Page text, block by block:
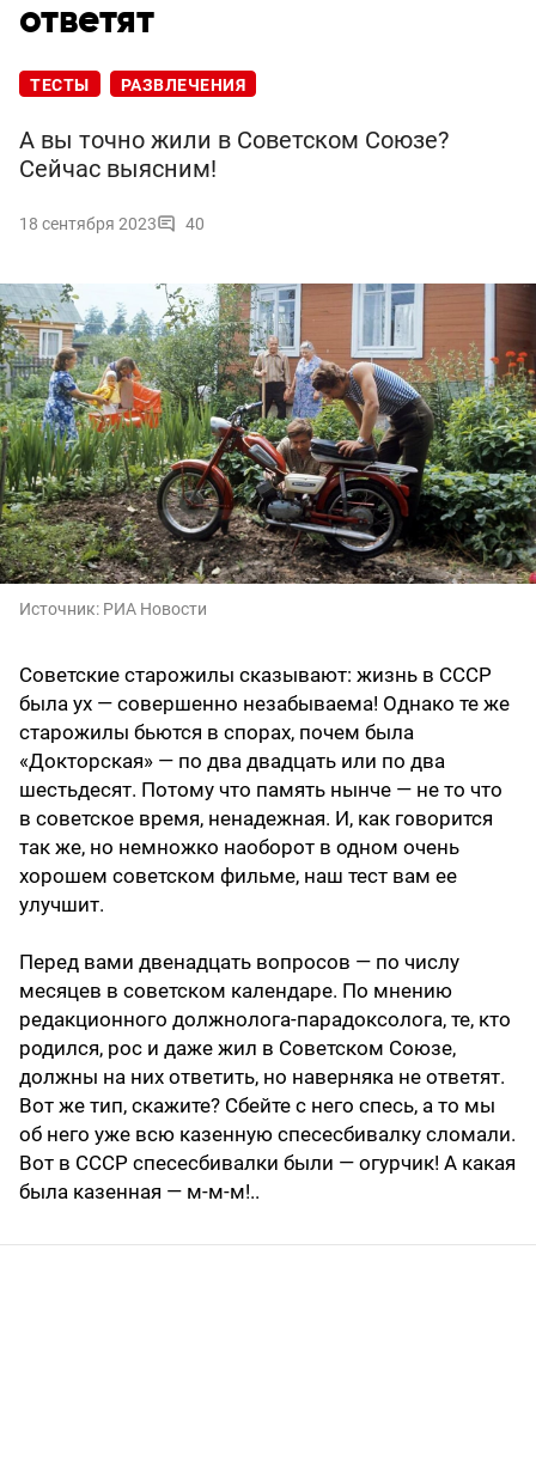
ответят
ТЕСТЫ РАЗВЛЕЧЕНИЯ
А вы точно жили в Советском Союзе?
Сейчас выясним!
18 сентября 2023 40
Источник: РИА Новости
Советские старожилы сказывают: жизнь в СССР
была ух — совершенно незабываема! Однако те же
старожилы бьются в спорах, почем была
«Докторская» — по два двадцать или по два
шестьдесят. Потому что память нынче — не то что
в советское время, ненадежная. И, как говорится
так же, но немножко наоборот в одном очень
хорошем советском фильме, наш тест вам ее
улучшит.
Перед вами двенадцать вопросов — по числу
месяцев в советском календаре. По мнению
редакционного должнолога-парадоксолога, те, кто
родился, рос и даже жил в Советском Союзе,
должны на них ответить, но наверняка не ответят.
Вот же тип, скажите? Сбейте с него спесь, а то мы
об него уже всю казенную спесесбивалку сломали.
Вот в СССР спесесбивалки были — огурчик! А какая
была казенная — м-м-м!..